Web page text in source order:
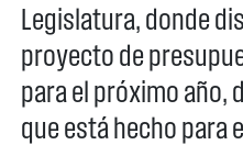
Legislatura, donde
proyecto de
para el próximo año,
que está hecho para